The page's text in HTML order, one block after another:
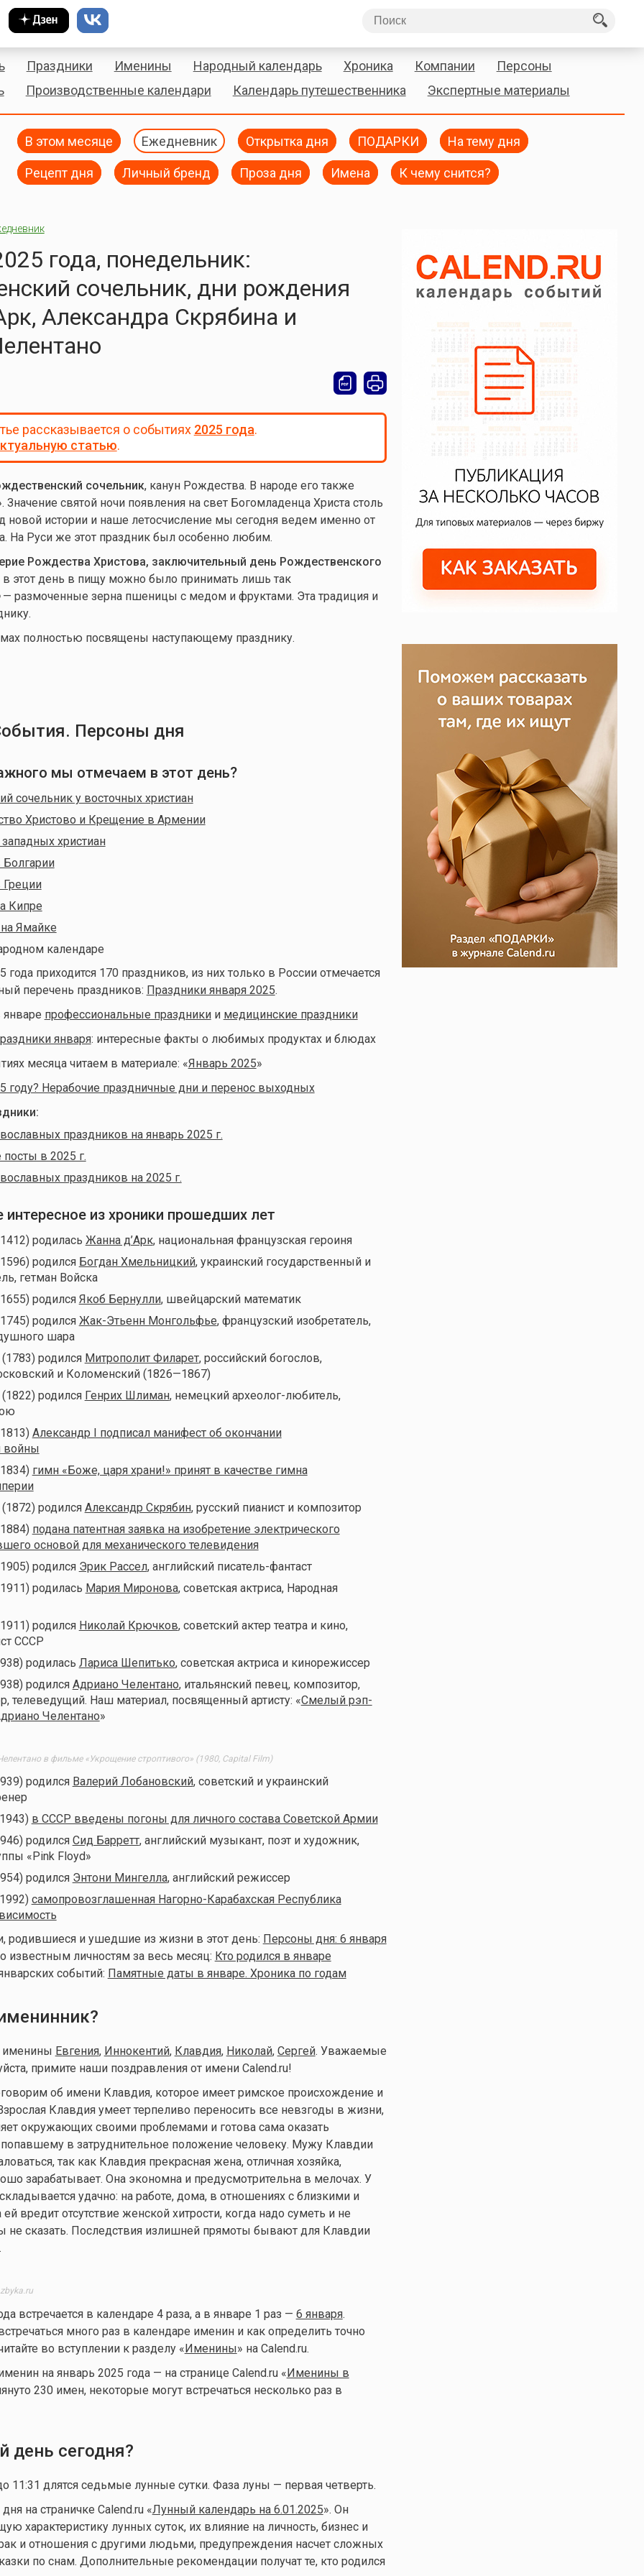
Праздники Именины Народный календарь Хроника Компании
Персоны
Производственные календари Календарь путешественника Экспертные материалы
В этом месяце Ежедневник Открытка дня ПОДАРКИ На тему дня
Рецепт дня Личный бренд Проза дня Имена К чему снится?
года, понедельник:
сочельник, дни рождения
Александра Скрябина и
рассказывается о событиях 2025 года.
статью.
сочельник, канун Рождества. В народе его также
святой ночи появления на свет Богомладенца Христа столь
новой истории и наше летосчисление мы сегодня ведем именно от
На Руси же этот праздник был особенно любим.
Рождества Христова, заключительный день Рождественского
этот день в пищу можно было принимать лишь так
— размоченные зерна пшеницы с медом и фруктами. Эта традиция и
полностью посвящены наступающему празднику.
Персоны дня
мы отмечаем в этот день?
сочельник у восточных христиан
Христово и Крещение в Армении
христиан
Кипре
Ямайке
календаре
года приходится 170 праздников, из них только в России отмечается
перечень праздников: Праздники января 2025.
профессиональные праздникии медицинские праздники
января: интересные факты о любимых продуктах и блюдах
месяца читаем в материале: «Январь 2025»
году? Нерабочие праздничные дни и перенос выходных
праздников на январь 2025 г.
в 2025 г.
праздников на 2025 г.
интересное из хроники прошедших лет
родилась Жанна д’Арк, национальная французская героиня
родился Богдан Хмельницкий, украинский государственный и
гетман Войска
родился Якоб Бернулли, швейцарский математик
родился Жак-Этьенн Монгольфье, французский изобретатель,
шара
родился Митрополит Филарет, российский богослов,
и Коломенский (1826—1867)
родился Генрих Шлиман, немецкий археолог-любитель,
Александр I подписал манифест об окончании
войны
гимн «Боже, царя храни!» принят в качестве гимна
родился Александр Скрябин, русский пианист и композитор
подана патентная заявка на изобретение электрического
основой для механического телевидения
родился Эрик Рассел, английский писатель-фантаст
родилась Мария Миронова, советская актриса, Народная
родился Николай Крючков, советский актер театра и кино,
СССР
родилась Лариса Шепитько, советская актриса и кинорежиссер
родился Адриано Челентано, итальянский певец, композитор,
телеведущий. Наш материал, посвященный артисту: «Смелый рэп-
Челентано»
в фильме «Укрощение строптивого» (1980, Capital Film)
родился Валерий Лобановский, советский и украинский
в СССР введены погоны для личного состава Советской Армии
родился Сид Барретт, английский музыкант, поэт и художник,
«Pink Floyd»
родился Энтони Мингелла, английский режиссер
самопровозглашенная Нагорно-Карабахская Республика
родившиеся и ушедшие из жизни в этот день: Персоны дня: 6 января
известным личностям за весь месяц: Кто родился в январе
событий: Памятные даты в январе. Хроника по годам
именины Евгения, Иннокентий, Клавдия, Николай, Сергей. Уважаемые
примите наши поздравления от имени Calend.ru!
об имени Клавдия, которое имеет римское происхождение и
Клавдия умеет терпеливо переносить все невзгоды в жизни,
окружающих своими проблемами и готова сама оказать
в затруднительное положение человеку. Мужу Клавдии
так как Клавдия прекрасная жена, отличная хозяйка,
зарабатывает. Она экономна и предусмотрительна в мелочах. У
удачно: на работе, дома, в отношениях с близкими и
вредит отсутствие женской хитрости, когда надо суметь и не
не сказать. Последствия излишней прямоты бывают для Клавдии
встречается в календаре 4 раза, а в январе 1 раз — 6 января.
много раз в календаре именин и как определить точно
во вступлении к разделу « Именины» на Calend.ru.
на январь 2025 года — на странице Calend.ru « Именины в
230 имен, некоторые могут встречаться несколько раз в
день сегодня?
11:31 длятся седьмые лунные сутки. Фаза луны — первая четверть.
на страничке Calend.ru «Лунный календарь на 6.01.2025». Он
характеристику лунных суток, их влияние на личность, бизнес и
и отношения с другими людьми, предупреждения насчет сложных
по снам. Дополнительные рекомендации получат те, кто родился